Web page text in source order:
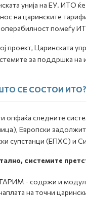
унија на ЕУ. ИТО
на царинските
помеѓу
проект, Царинската
за поддршка на
СЕ СОСТОИ ИТО?
опфаќа следните
Европски
супстанци (ЕПХС) и
системите
- содржи и модул
на точни